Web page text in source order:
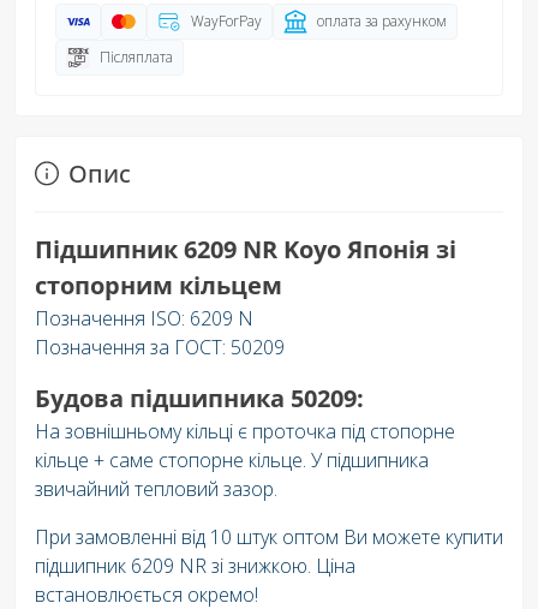
WayForPay
оплата за рахунком
Післяплата
Опис
Підшипник 6209 NR Koyo Японія зі
стопорним кільцем
Позначення ISO: 6209 N
Позначення за ГОСТ: 50209
Будова підшипника 50209:
На зовнішньому кільці є проточка під стопорне
кільце + саме стопорне кільце. У підшипника
звичайний тепловий зазор.
При замовленні від 10 штук оптом Ви можете купити
підшипник 6209 NR зі знижкою. Ціна
встановлюється окремо!